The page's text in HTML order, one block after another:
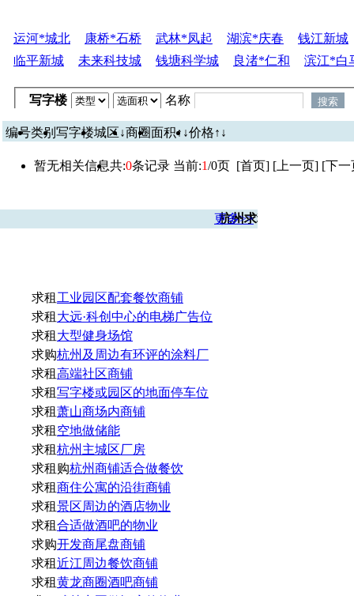
运河*城北 康桥*石桥 武林*凤起 湖滨*庆春
钱江新城
临平新城
未来科技城 钱塘科学城 良渚*仁和 滨江*白
写字楼 名称
编号类别 写字楼城区↓商圈面积↑↓价格↑↓
暂无相关信息共:0条记录 当前:1/0页 [首页] [上一页] [下
杭州求租求购
更多>>
求租 工业园区配套餐饮商铺
求租 大远·科创中心的电梯广告位
求租 大型健身场馆
求购杭州及周边有环评的涂料厂
求租高端社区商铺
求租写字楼或园区的地面停车位
求租萧山商场内商铺
求租 空地做储能
求租杭州主城区厂房
求租购杭州商铺适合做餐饮
求租商住公寓的沿街商铺
求租景区周边的酒店物业
求租合适做酒吧的物业
求购开发商尾盘商铺
求租近江周边餐饮商铺
求租黄龙商圈酒吧商铺